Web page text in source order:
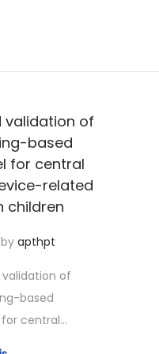
validation of
based
for central
related
children
by apthpt
of
based
central…